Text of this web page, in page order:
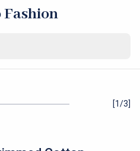
[1/3]